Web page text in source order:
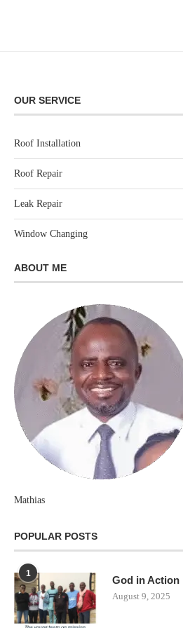
OUR SERVICE
Roof Installation
Roof Repair
Leak Repair
Window Changing
ABOUT ME
Mathias
POPULAR POSTS
1
God in Action
August 9, 2025